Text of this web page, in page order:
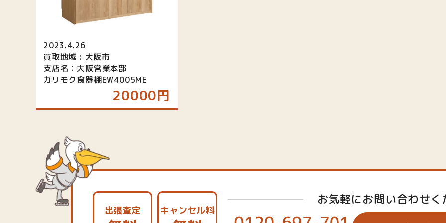
2023.4.26
買取地域 : 大阪市
支店名：大阪営業本部
カリモク食器棚EW4005ME
20000円
出張査定 キャンセル料
お気軽にお問い合わせく